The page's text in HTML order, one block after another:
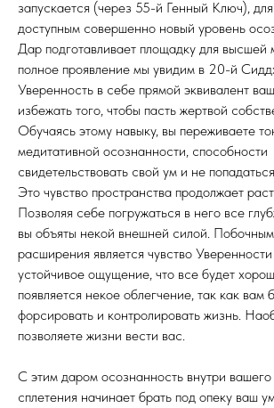
запускается (через 55-й Генный Ключ),
доступным совершенно новый уровень
Дар подготавливает площадку для высшей
полное проявление мы увидим в 20-й
Уверенность в себе прямой эквивалент
избежать того, чтобы пасть жертвой
Обучаясь этому навыку, вы переживаете
медитативной осознанности, способности
свидетельствовать свой ум и не
Это чувство пространства продолжает
Позволяя себе погружаться в него все
вы объяты некой внешней силой. Побочным
расширения является чувство
устойчивое ощущение, что все будет
появляется некое облегчение, так как вам
форсировать и контролировать жизнь.
позволяете жизни вести вас.
С этим даром осознанность внутри
сплетения начинает брать под опеку ваш